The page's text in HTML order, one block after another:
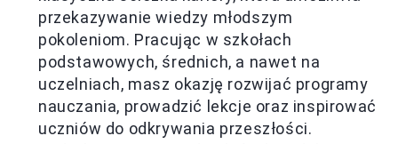
przekazywanie wiedzy młodszym
pokoleniom. Pracując w szkołach
podstawowych, średnich, a nawet na
uczelniach, masz okazję rozwijać programy
nauczania, prowadzić lekcje oraz inspirować
uczniów do odkrywania przeszłości.